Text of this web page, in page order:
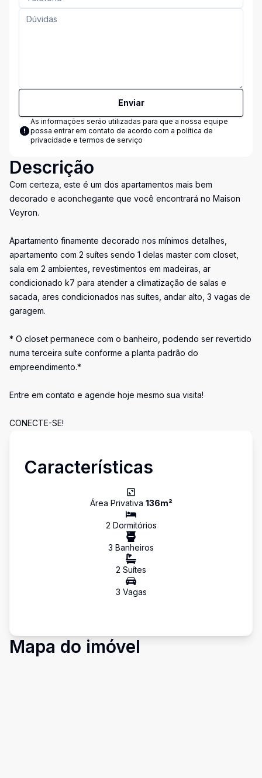
Enviar
As informações serão utilizadas para que a nossa equipe
possa entrar em contato de acordo com a política de
privacidade e termos de serviço
Descrição
Com certeza, este é um dos apartamentos mais bem
decorado e aconchegante que você encontrará no Maison
Veyron.
Apartamento finamente decorado nos mínimos detalhes,
apartamento com 2 suítes sendo 1 delas master com closet,
sala em 2 ambientes, revestimentos em madeiras, ar
condicionado k7 para atender a climatização de salas e
sacada, ares condicionados nas suítes, andar alto, 3 vagas de
garagem.
* O closet permanece com o banheiro, podendo ser revertido
numa terceira suíte conforme a planta padrão do
empreendimento.*
Entre em contato e agende hoje mesmo sua visita!
CONECTE-SE!
Características
Área Privativa 136m²
2 Dormitórios
3 Banheiros
2 Suítes
3 Vagas
Mapa do imóvel